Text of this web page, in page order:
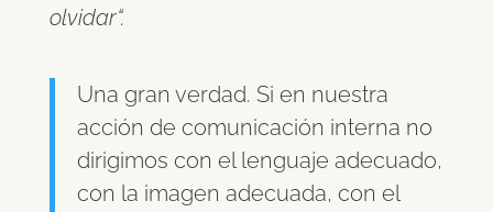
olvidar“.
Una gran verdad. Si en nuestra
acción de comunicación interna no
dirigimos con el lenguaje adecuado,
con la imagen adecuada, con el